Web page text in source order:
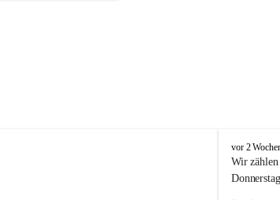
J
u
g
vor 2
Wir